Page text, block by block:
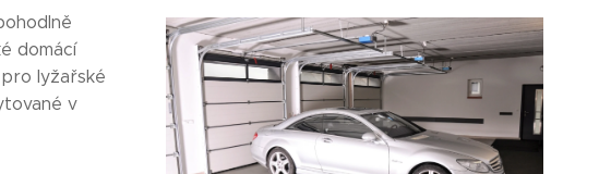
domácí
lyžařské
v